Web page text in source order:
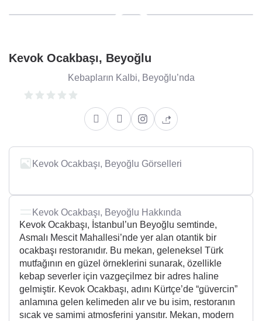
Kevok Ocakbaşı, Beyoğlu
Kebapların Kalbi, Beyoğlu’nda
Kevok Ocakbaşı, Beyoğlu Görselleri
Kevok Ocakbaşı, Beyoğlu Hakkında
Kevok Ocakbaşı, İstanbul’un Beyoğlu semtinde,
Asmalı Mescit Mahallesi’nde yer alan otantik bir
ocakbaşı restoranıdır. Bu mekan, geleneksel Türk
mutfağının en güzel örneklerini sunarak, özellikle
kebap severler için vazgeçilmez bir adres haline
gelmiştir. Kevok Ocakbaşı, adını Kürtçe’de “güvercin”
anlamına gelen kelimeden alır ve bu isim, restoranın
sıcak ve samimi atmosferini yansıtır. Mekan, modern